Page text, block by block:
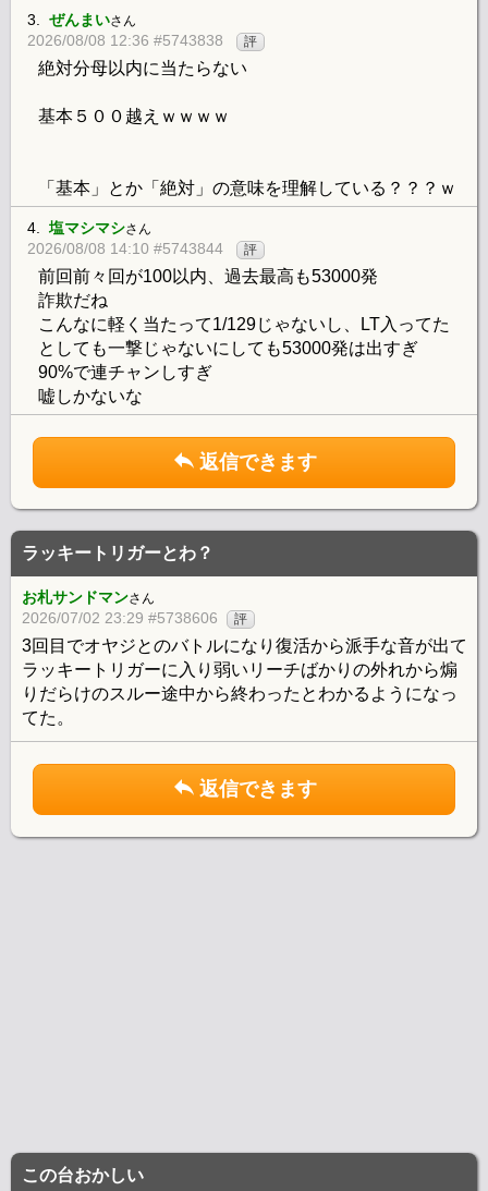
3. ぜんまいさん
2026/08/08 12:36 #5743838 評
絶対分母以内に当たらない
基本５００越えｗｗｗｗ
「基本」とか「絶対」の意味を理解している？？？ｗ
4. 塩マシマシさん
2026/08/08 14:10 #5743844 評
前回前々回が100以内、過去最高も53000発
詐欺だね
こんなに軽く当たって1/129じゃないし、LT入ってた
としても一撃じゃないにしても53000発は出すぎ
90%で連チャンしすぎ
嘘しかないな
返信できます
ラッキートリガーとわ？
お札サンドマンさん
2026/07/02 23:29 #5738606 評
3回目でオヤジとのバトルになり復活から派手な音が出て
ラッキートリガーに入り弱いリーチばかりの外れから煽
りだらけのスルー途中から終わったとわかるようになっ
てた。
返信できます
この台おかしい